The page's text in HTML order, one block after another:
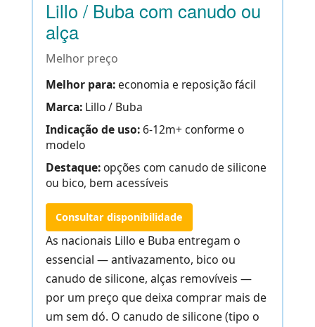
Lillo / Buba com canudo ou
alça
Melhor preço
Melhor para:economia e reposição fácil
Marca: Lillo / Buba
Indicação de uso:6-12m+ conforme o
modelo
Destaque:opções com canudo de silicone
ou bico, bem acessíveis
Consultar disponibilidade
As nacionais Lillo e Buba entregam o
essencial — antivazamento, bico ou
canudo de silicone, alças removíveis —
por um preço que deixa comprar mais de
um sem dó. O canudo de silicone (tipo o